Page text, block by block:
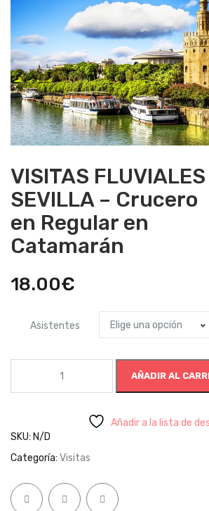
VISITAS FLUVIALES
SEVILLA – Crucero
en Regular en
Catamarán
18.00€
Asistentes Elige una opción
SEVILLA
en
en
cantidad
AÑADIR AL
Añadir a la lista de
SKU: N/D
Categoría: Visitas